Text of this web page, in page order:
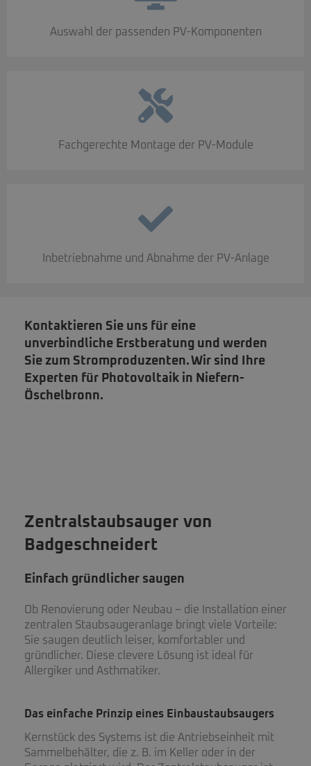
Auswahl der passenden PV-Komponenten
Fachgerechte Montage der PV-Module
Inbetriebnahme und Abnahme der PV-Anlage
Kontaktieren Sie uns für eine
unverbindliche Erstberatung und werden
Sie zum Stromproduzenten. Wir sind Ihre
Experten für Photovoltaik in Niefern-
Öschelbronn.
Zentralstaubsauger von
Badgeschneidert
Einfach gründlicher saugen
Ob Renovierung oder Neubau – die Installation einer
zentralen Staubsaugeranlage bringt viele Vorteile:
Sie saugen deutlich leiser, komfortabler und
gründlicher. Diese clevere Lösung ist ideal für
Allergiker und Asthmatiker.
Das einfache Prinzip eines Einbaustaubsaugers
Kernstück des Systems ist die Antriebseinheit mit
Sammelbehälter, die z. B. im Keller oder in der